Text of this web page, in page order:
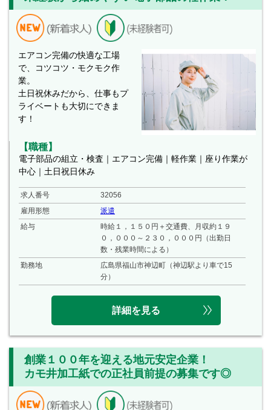
エアコン完備の快適な工場
で、コツコツ・モクモク作
業。
土日祝休みだから、仕事もプ
ライベートも大切にできま
す！
【職種】
電子部品の組立・検査｜エアコン完備｜軽作業｜座り作業が
中心｜土日祝日休み
求人番号
32056
雇用形態
派遣
給与
時給１，１５０円＋交通費、月収約１９
０，０００～２３０，０００円（出勤日
数・残業時間による）
勤務地
広島県福山市神辺町（神辺駅より車で15
分）
詳細を見る
創業１００年を迎える地元安定企業！
カモ井加工紙での正社員前提の募集です◎